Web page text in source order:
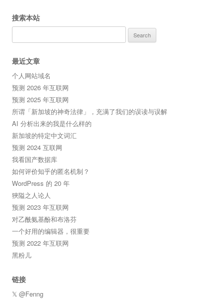
搜索本站
for:
最近文章
个人网站域名
预测 2026 年互联网
预测 2025 年互联网
所谓「新加坡的神奇法律」，充满了我们的误读与误解
AI 分析出来的我是什么样的
新加坡的特定中文词汇
预测 2024 互联网
我看国产数据库
如何评价知乎的匿名机制？
WordPress 的 20 年
狹隘之人论人
预测 2023 年互联网
对乙酰氨基酚和布洛芬
一个好用的编辑器，很重要
预测 2022 年互联网
黑粉儿
链接
𝕏 @Fenng